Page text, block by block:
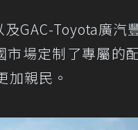
及GAC-Toyota廣汽
場定制了專屬的
加親民。